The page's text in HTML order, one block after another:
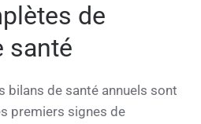
de
santé
bilans de santé annuels sont
premiers signes de